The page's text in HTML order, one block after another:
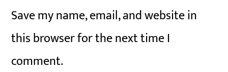
Save my name, email, and website in
this browser for the next time I
comment.